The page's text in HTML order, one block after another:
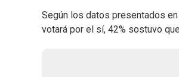
Según los datos presentados
votará por el sí, 42% sostuvo